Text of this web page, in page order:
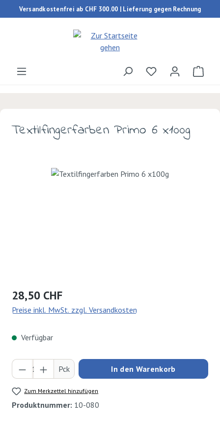
Zum Hauptinhalt springen
Versandkostenfrei ab CHF 300.00 | Lieferung gegen Rechnung
Du hast 0
Textilfingerfarben Primo 6 x100g
Bildergalerie überspringen
Regulärer Preis:
28,50 CHF
Preise inkl. MwSt. zzgl. Versandkosten
Verfügbar
Produkt Anzahl: Gib den gewünschten Wert
Pck In den Warenkorb
Zum Merkzettel hinzufügen
Produktnummer: 10-080